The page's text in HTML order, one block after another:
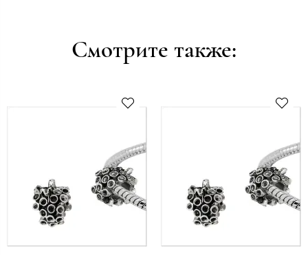
Смотрите также: